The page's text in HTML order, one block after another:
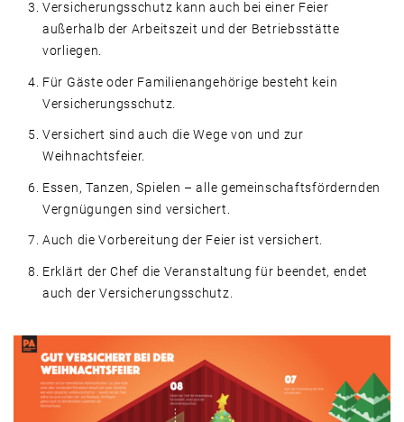
Versicherungsschutz kann auch bei einer Feier
außerhalb der Arbeitszeit und der Betriebsstätte
vorliegen.
Für Gäste oder Familienangehörige besteht kein
Versicherungsschutz.
Versichert sind auch die Wege von und zur
Weihnachtsfeier.
Essen, Tanzen, Spielen – alle gemeinschaftsfördernden
Vergnügungen sind versichert.
Auch die Vorbereitung der Feier ist versichert.
Erklärt der Chef die Veranstaltung für beendet, endet
auch der Versicherungsschutz.